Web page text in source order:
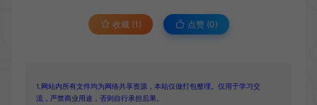
收藏 (1) 点赞 (0)
1.网站内所有文件均为网络共享资源，本站仅做打包整理。仅用于学习交
流，严禁商业用途，否则自行承担后果。